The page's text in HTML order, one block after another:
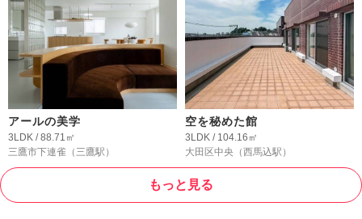
アールの美学
3LDK / 88.71㎡
三鷹市下連雀 （三鷹駅）
空を秘めた館
3LDK / 104.16㎡
大田区中央 （西馬込駅）
もっと見る